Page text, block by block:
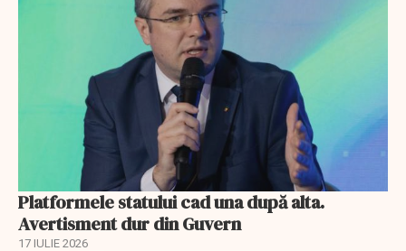
Platformele statului cad una după alta.
Avertisment dur din Guvern
17 IULIE 2026